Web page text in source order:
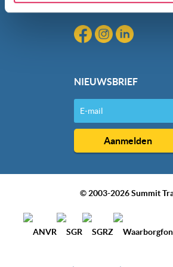
gebruik van hun services. Wil je niet
je kunt jouw voorkeuren altijd
op de lichtblauwe knop linksonder in
We werken samen met
kunnen ontvangen en verwerken.
Blog
NIEUWSBRIEF
© 2003-2026 Summit